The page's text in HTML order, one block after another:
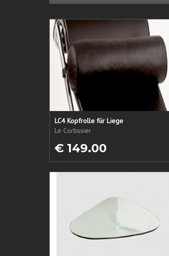
LC4 Kopfrolle für Liege
Le Corbusier
€ 149.00